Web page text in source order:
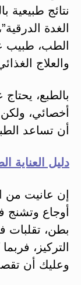
نتائج طبيعية
الغدة
الطب، طبيب
والعلاج
بالطبع، يحتاج
أخصائي، ولكن
أن تساعد
دليل العناية
إن عانيت من
أوجاع وتشنج
بطن، تقلبات
التركيز،
وعليك أن